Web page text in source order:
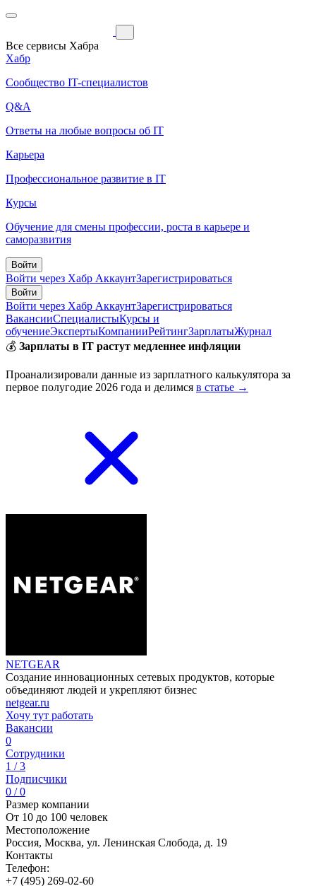
Все сервисы Хабра
Хабр
Сообщество IT-специалистов
Q&A
Ответы на любые вопросы об IT
Карьера
Профессиональное развитие в IT
Курсы
Обучение для смены профессии, роста в карьере и
саморазвития
Войти
Войти через Хабр АккаунтЗарегистрироваться
Войти
Войти через Хабр АккаунтЗарегистрироваться
ВакансииСпециалистыКурсы и
обучениеЭкспертыКомпанииРейтингЗарплатыЖурнал
💰 Зарплаты в IT растут медленнее инфляции
Проанализировали данные из зарплатного калькулятора за
первое полугодие 2026 года и делимся в статье →
NETGEAR
Создание инновационных сетевых продуктов, которые
объединяют людей и укрепляют бизнес
netgear.ru
Хочу тут работать
Вакансии
0
Сотрудники
1 / 3
Подписчики
0 / 0
Размер компании
От 10 до 100 человек
Местоположение
Россия, Москва, ул. Ленинская Слобода, д. 19
Контакты
Телефон:
+7 (495) 269-02-60